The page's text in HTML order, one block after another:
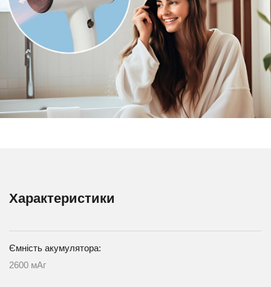
Характеристики
Ємність акумулятора:
2600 мАг